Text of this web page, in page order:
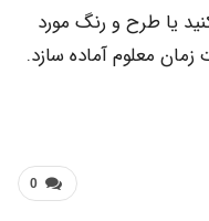
یا طرح و رنگ مورد
معلوم آماده سازد.
0